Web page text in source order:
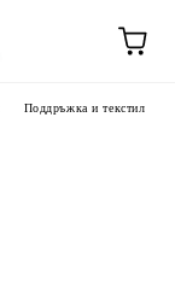
Поддръжка и текстил